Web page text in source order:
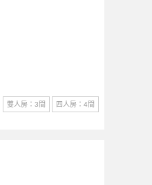
雙人房：3間
四人房：4間